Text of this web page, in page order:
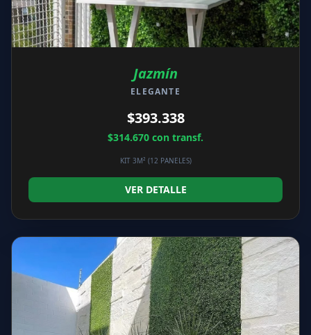
Jazmín
ELEGANTE
$393.338
$314.670 con transf.
KIT 3M² (12 PANELES)
VER DETALLE